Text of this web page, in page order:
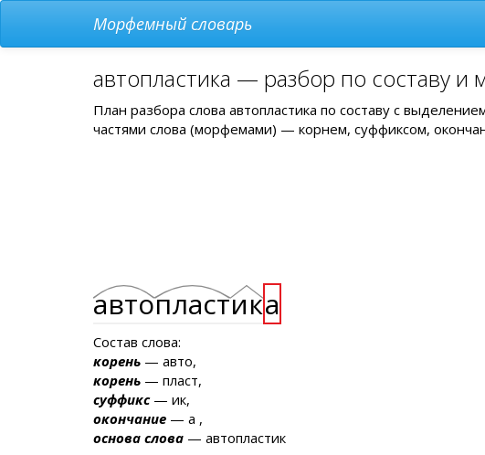
Морфемный словарь
автопластика — разбор по составу и
План разбора слова автопластика по составу с
частями слова (морфемами) — корнем, суффиксом,
автопластика
Состав слова:
корень — авто,
корень — пласт,
суффикс— ик,
окончание — а ,
основа слова — автопластик